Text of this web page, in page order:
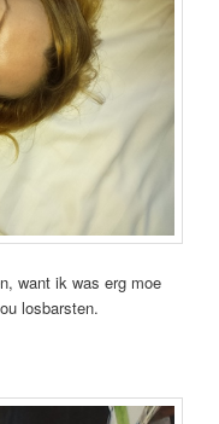
want ik was erg moe
losbarsten.